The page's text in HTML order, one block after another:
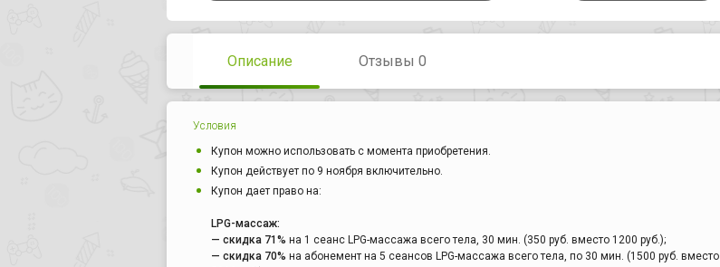
Описание Отзывы 0
Условия
Купон можно использовать с момента приобретения.
Купон действует по 9 ноября включительно.
Купон дает право на:
LPG-массаж:
— скидка 71% на 1 сеанс LPG-массажа всего тела, 30 мин. (350 руб. вместо 1200 руб.);
— скидка 70% на абонемент на 5 сеансов LPG-массажа всего тела, по 30 мин. (1500 руб. вместо